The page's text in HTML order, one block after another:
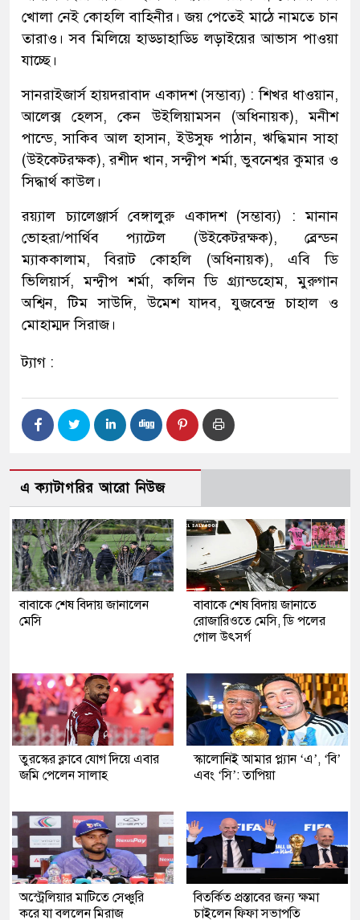
খোলা নেই কোহলি বাহিনীর। জয় পেতেই মাঠে নামতে চান
তারাও। সব মিলিয়ে হাড্ডাহাড্ডি লড়াইয়ের আভাস পাওয়া
যাচ্ছে।
সানরাইজার্স হায়দরাবাদ একাদশ (সম্ভাব্য) : শিখর ধাওয়ান,
আলেক্স হেলস, কেন উইলিয়ামসন (অধিনায়ক), মনীশ
পান্ডে, সাকিব আল হাসান, ইউসুফ পাঠান, ঋদ্ধিমান সাহা
(উইকেটরক্ষক), রশীদ খান, সন্দ্বীপ শর্মা, ভুবনেশ্বর কুমার ও
সিদ্ধার্থ কাউল।
রয়্যাল চ্যালেঞ্জার্স বেঙ্গালুরু একাদশ (সম্ভাব্য) : মানান
ভোহরা/পার্থিব প্যাটেল (উইকেটরক্ষক), ব্রেন্ডন
ম্যাককালাম, বিরাট কোহলি (অধিনায়ক), এবি ডি
ভিলিয়ার্স, মন্দ্বীপ শর্মা, কলিন ডি গ্র্যান্ডহোম, মুরুগান
অশ্বিন, টিম সাউদি, উমেশ যাদব, যুজবেন্দ্র চাহাল ও
মোহাম্মদ সিরাজ।
ট্যাগ :
এ ক্যাটাগরির আরো নিউজ
বাবাকে শেষ বিদায় জানালেন
মেসি
বাবাকে শেষ বিদায় জানাতে
রোজারিওতে মেসি, ডি পলের
গোল উৎসর্গ
তুরস্কের ক্লাবে যোগ দিয়ে এবার
জমি পেলেন সালাহ
স্কালোনিই আমার প্ল্যান ‘এ’, ‘বি’
এবং ‘সি’: তাপিয়া
অস্ট্রেলিয়ার মাটিতে সেঞ্চুরি
করে যা বললেন মিরাজ
বিতর্কিত প্রস্তাবের জন্য ক্ষমা
চাইলেন ফিফা সভাপতি